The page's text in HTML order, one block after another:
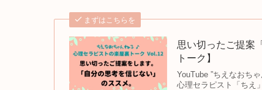
まずはこちらを
思い切ったご提案
トーク】
YouTube ”ちえなおち
心理セラピスト「ちえ